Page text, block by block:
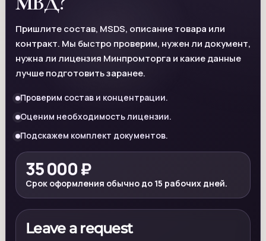
Пришлите состав, MSDS, описание товара или
контракт. Мы быстро проверим, нужен ли документ,
нужна ли лицензия Минпромторга и какие данные
лучше подготовить заранее.
Проверим состав и концентрации.
Оценим необходимость лицензии.
Подскажем комплект документов.
35 000 ₽
Срок оформления обычно до 15 рабочих дней.
Leave a request